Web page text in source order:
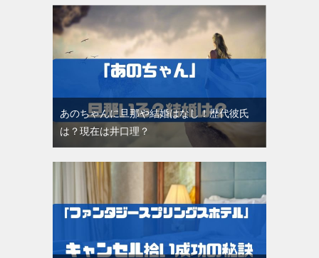
あのちゃんに旦那や結婚はなし！歴代彼氏
は？現在は井口理？